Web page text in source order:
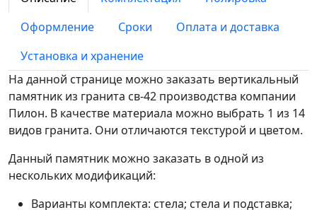
Оформление
Сроки
Оплата и доставка
Установка и хранение
На данной странице можно заказать вертикальный
памятник из гранита св-42 производства компании
Пилон. В качестве материала можно выбрать 1 из 14
видов гранита. Они отличаются текстурой и цветом.
Данный памятник можно заказать в одной из
нескольких модификаций:
Варианты комплекта: стела; стела и подставка;